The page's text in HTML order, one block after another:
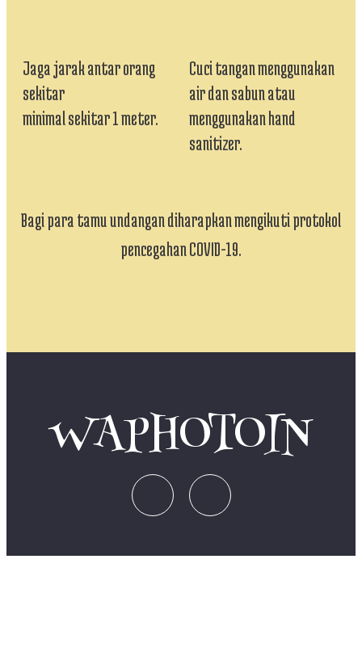
Jaga jarak antar orang
sekitar
minimal sekitar 1 meter.
Cuci tangan menggunakan
air dan sabun atau
menggunakan hand
sanitizer.
Bagi para tamu undangan diharapkan mengikuti protokol
pencegahan COVID-19.
WAPHOTOIN